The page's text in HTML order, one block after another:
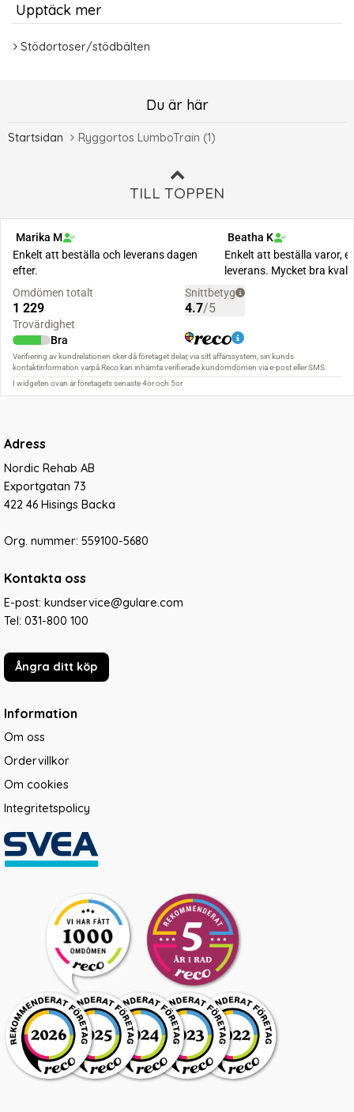
Upptäck mer
Stödortoser/stödbälten
Du är här
Startsidan Ryggortos LumboTrain (1)
TILL TOPPEN
Adress
Nordic Rehab AB
Exportgatan 73
422 46 Hisings Backa
Org. nummer: 559100-5680
Kontakta oss
E-post: kundservice@gulare.com
Tel: 031-800 100
Ångra ditt köp
Information
Om oss
Ordervillkor
Om cookies
Integritetspolicy